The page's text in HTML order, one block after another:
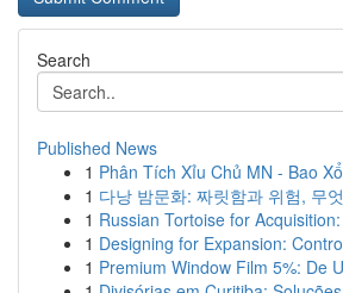
Search
Published News
1 Phân Tích Xỉu Chủ MN - Bao
1 다낭 밤문화: 짜릿함과 위험, 무
1 Russian Tortoise for
1 Designing for Expansion:
1 Premium Window Film 5%: De